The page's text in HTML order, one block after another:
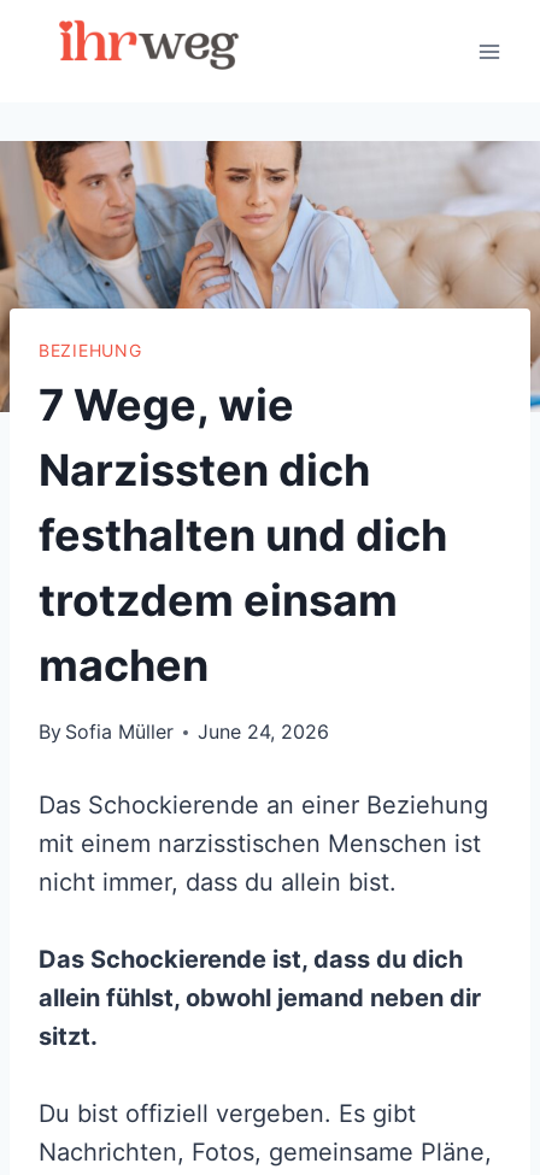
BEZIEHUNG
7 Wege, wie
Narzissten dich
festhalten und dich
trotzdem einsam
machen
By Sofia Müller June 24, 2026
Das Schockierende an einer Beziehung
mit einem narzisstischen Menschen ist
nicht immer, dass du allein bist.
Das Schockierende ist, dass du dich
allein fühlst, obwohl jemand neben dir
sitzt.
Du bist offiziell vergeben. Es gibt
Nachrichten, Fotos, gemeinsame Pläne,